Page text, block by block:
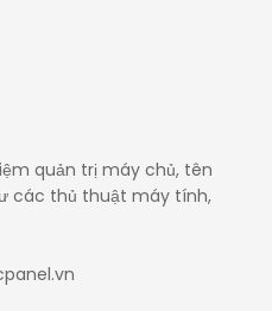
quản trị máy chủ, tên
các thủ thuật máy tính,